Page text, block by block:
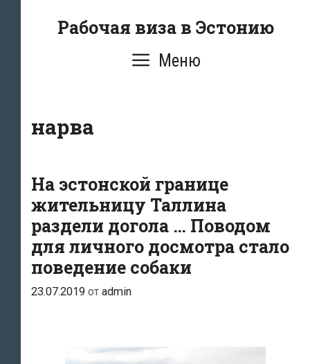
Рабочая виза в Эстонию
Меню
нарва
На эстонской границе
жительницу Таллина
раздели догола … Поводом
для личного досмотра стало
поведение собаки
23.07.2019 от admin